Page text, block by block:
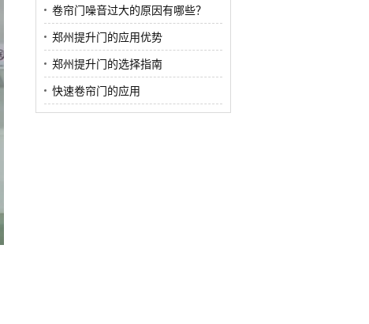
卷帘门噪音过大的原因有哪些？
郑州提升门的应用优势
郑州提升门的选择指南
快速卷帘门的应用